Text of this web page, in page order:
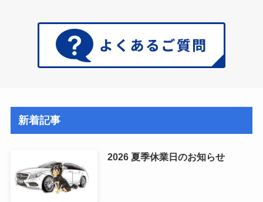
新着記事
2026 夏季休業日のお知らせ